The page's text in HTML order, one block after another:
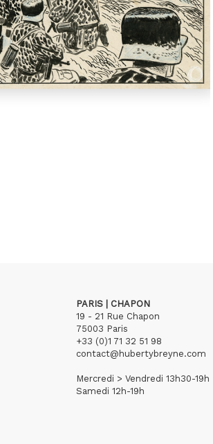
PARIS | CHAPON
19 - 21 Rue Chapon
75003 Paris
+33 (0)1 71 32 51 98
contact@hubertybreyne.com
Mercredi > Vendredi 13h30-19h
Samedi 12h-19h